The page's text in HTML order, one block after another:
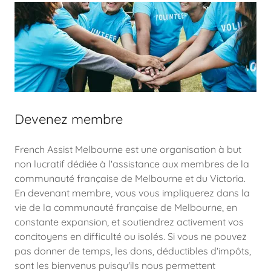
Devenez membre
French Assist Melbourne est une organisation à but
non lucratif dédiée à l'assistance aux membres de la
communauté française de Melbourne et du Victoria.
En devenant membre, vous vous impliquerez dans la
vie de la communauté française de Melbourne, en
constante expansion, et soutiendrez activement vos
concitoyens en difficulté ou isolés. Si vous ne pouvez
pas donner de temps, les dons, déductibles d'impôts,
sont les bienvenus puisqu'ils nous permettent